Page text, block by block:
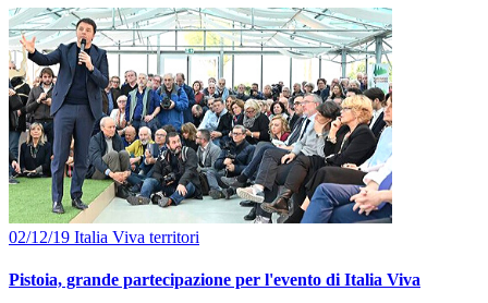
02/12/19 Italia Viva territori
Pistoia, grande partecipazione per l'evento di Italia Viva